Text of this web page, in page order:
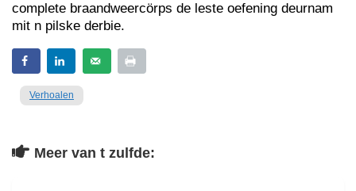
complete braandweercörps de leste oefening deurnam
mit n pilske derbie.
Verhoalen
Meer van t zulfde: